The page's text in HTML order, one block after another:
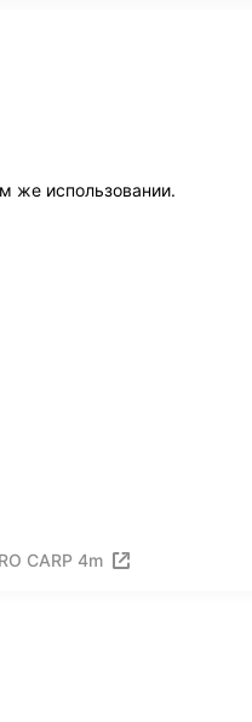
же использовании.
CARP 4m